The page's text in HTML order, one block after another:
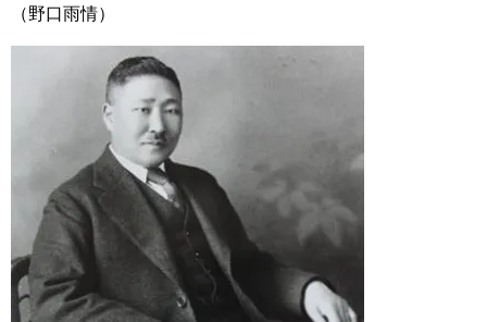
（野口雨情）